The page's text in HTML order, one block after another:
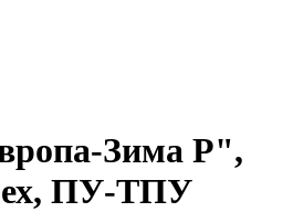
Зима Р",
ПУ-ТПУ